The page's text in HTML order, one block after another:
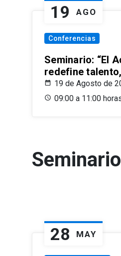
19 AGO
Conferencias
Seminario: “El
redefine
19 de Agosto de
09:00 a 11:00
28 MAY